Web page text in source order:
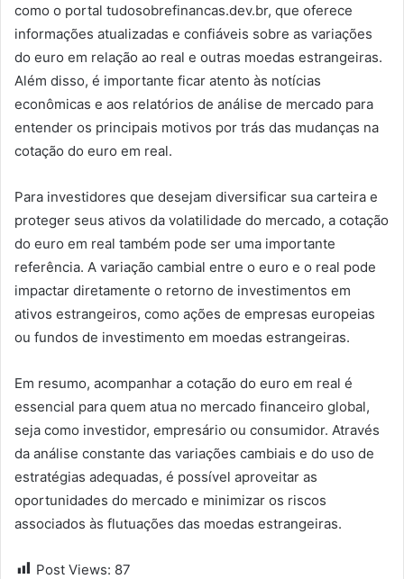
como o portal tudosobrefinancas.dev.br, que oferece
informações atualizadas e confiáveis sobre as variações
do euro em relação ao real e outras moedas estrangeiras.
Além disso, é importante ficar atento às notícias
econômicas e aos relatórios de análise de mercado para
entender os principais motivos por trás das mudanças na
cotação do euro em real.
Para investidores que desejam diversificar sua carteira e
proteger seus ativos da volatilidade do mercado, a cotação
do euro em real também pode ser uma importante
referência. A variação cambial entre o euro e o real pode
impactar diretamente o retorno de investimentos em
ativos estrangeiros, como ações de empresas europeias
ou fundos de investimento em moedas estrangeiras.
Em resumo, acompanhar a cotação do euro em real é
essencial para quem atua no mercado financeiro global,
seja como investidor, empresário ou consumidor. Através
da análise constante das variações cambiais e do uso de
estratégias adequadas, é possível aproveitar as
oportunidades do mercado e minimizar os riscos
associados às flutuações das moedas estrangeiras.
Post Views: 87